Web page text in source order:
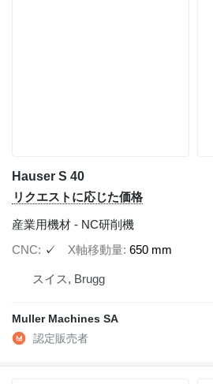
Hauser S 40
リクエストに応じた価格
産業用機材 - NC研削機
CNC
✓ X軸移動量 650 mm
スイス, Brugg
Muller Machines SA